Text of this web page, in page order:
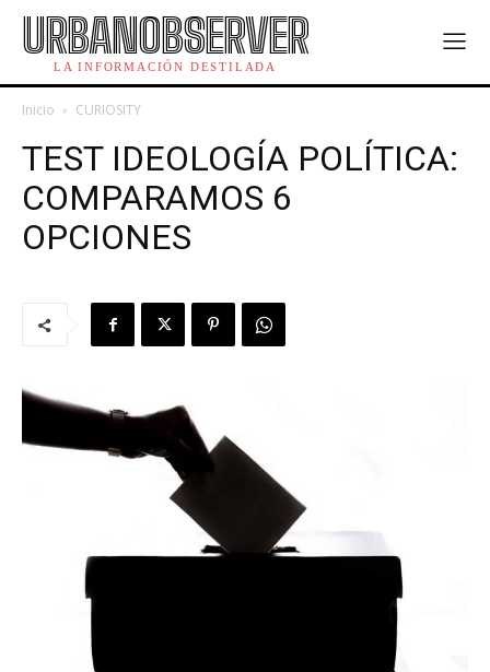
URBANOBSERVER
LA INFORMACIÓN DESTILADA
Inicio CURIOSITY
TEST IDEOLOGÍA POLÍTICA:
COMPARAMOS 6
OPCIONES